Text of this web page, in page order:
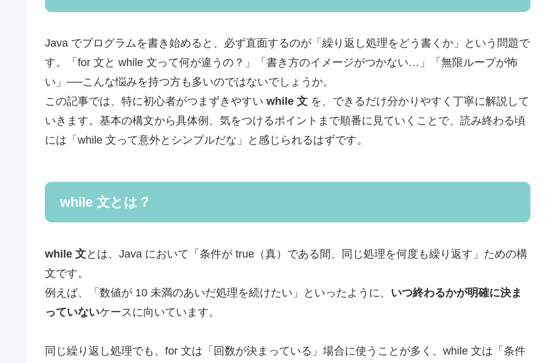
Java でプログラムを書き始めると、必ず直面するのが「繰り返し処理をどう書くか」という問題で
す。「for 文と while 文って何が違うの？」「書き方のイメージがつかない…」「無限ループが怖
い」──こんな悩みを持つ方も多いのではないでしょうか。
この記事では、特に初心者がつまずきやすい while 文 を、できるだけ分かりやすく丁寧に解説して
いきます。基本の構文から具体例、気をつけるポイントまで順番に見ていくことで、読み終わる頃
には「while 文って意外とシンプルだな」と感じられるはずです。
while 文とは？
while 文とは、Java において「条件が true（真）である間、同じ処理を何度も繰り返す」ための構
文です。
例えば、「数値が 10 未満のあいだ処理を続けたい」といったように、 いつ終わるかが明確に決ま
っていないケースに向いています。
同じ繰り返し処理でも、for 文は「回数が決まっている」場合に使うことが多く、while 文は「条件